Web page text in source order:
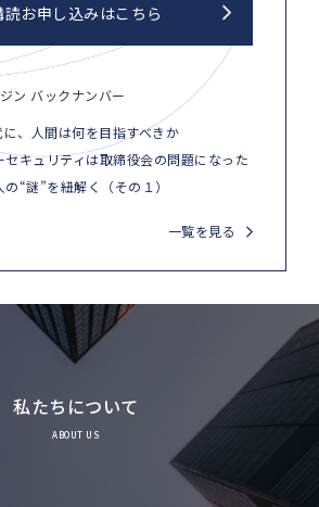
読お申し込みはこちら
ン バックナンバー
、人間は何を目指すべきか
キュリティは取締役会の問題になった
“謎”を紐解く（その１）
一覧を見る
私たちについて
ABOUT US